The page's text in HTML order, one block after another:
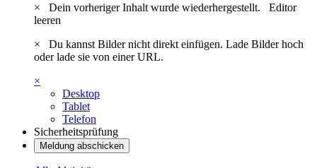
×
Dein vorheriger Inhalt wurde wiederhergestellt. Editor
leeren
×
Du kannst Bilder nicht direkt einfügen. Lade Bilder hoch
oder lade sie von einer URL.
×
Desktop
Tablet
Telefon
Sicherheitsprüfung
Meldung abschicken